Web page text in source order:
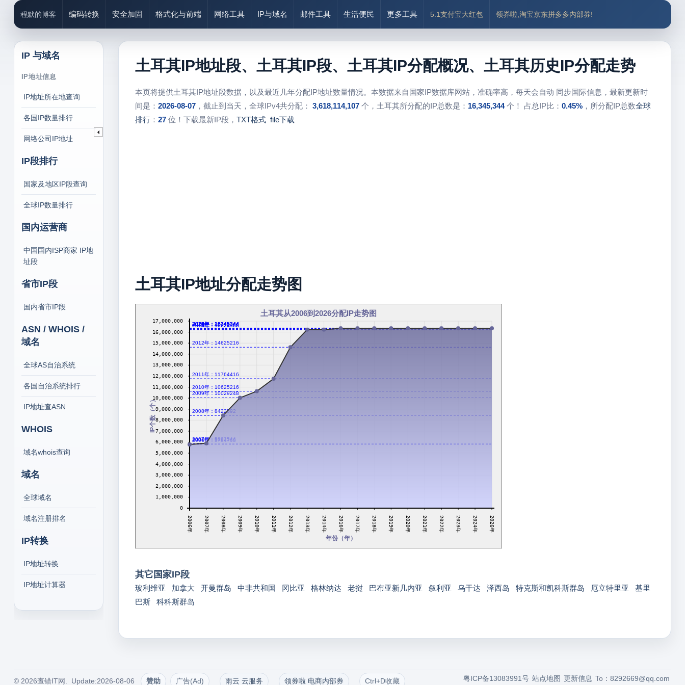
程默的博客 编码转换 安全加固 格式化与前端 网络工具 IP与域名 邮件工具 生活便民 更多工具 5.1支付宝大红包 领券啦,淘宝京东拼多多内部券!
IP 与域名
IP地址信息
IP地址所在地查询
各国IP数量排行
网络公司IP地址
IP段排行
国家及地区IP段查询
全球IP数量排行
国内运营商
中国国内ISP商家 IP地
址段
省市IP段
国内省市IP段
ASN / WHOIS /
域名
全球AS自治系统
各国自治系统排行
IP地址查ASN
WHOIS
域名whois查询
域名
全球域名
域名注册排名
IP转换
IP地址转换
IP地址计算器
土耳其IP地址段、土耳其IP段、土耳其IP分配概况、土耳其历史IP分配走势
本页将提供土耳其IP地址段数据，以及最近几年分配IP地址数量情况。本数据来自国家IP数据库网站，准确率高，每天会自动 同步国际信息，最新更新时
间是： 2026-08-07，截止到当天，全球IPv4共分配： 3,618,114,107个，土耳其所分配的IP总数是： 16,345,344个！ 占总IP比： 0.45%，所分配IP总数全球
排行： 27位！下载最新IP段， TXT格式 file下载
土耳其IP地址分配走势图
土耳其从2006到2026分配IP走势图
2006年：5784768
2007年：5892544
2008年：8422592
2009年：10029248
2010年：10625216
2011年：11764416
2012年：14625216
2013年：16224768
2014年：16226560
2016年：16345344
2017年：16345344
2018年：16345344
2019年：16345344
2020年：16345344
2021年：16345344
2022年：16345344
2023年：16345344
2024年：16345344
2026年：16345344
0
1,000,000
2,000,000
3,000,000
4,000,000
5,000,000
6,000,000
7,000,000
8,000,000
9,000,000
10,000,000
11,000,000
12,000,000
13,000,000
14,000,000
15,000,000
16,000,000
17,000,000
2006年 2007年 2008年 2009年 2010年 2011年 2012年 2013年 2014年 2016年 2017年 2018年 2019年 2020年 2021年 2022年 2023年 2024年 2026年
年份（年）
IP个数（个）
其它国家IP段
玻利维亚 加拿大 开曼群岛 中非共和国 冈比亚 格林纳达 老挝 巴布亚新几内亚 叙利亚 乌干达 泽西岛 特克斯和凯科斯群岛 厄立特里亚
基里
巴斯
科科斯群岛
© 2026查错IT网. Update:2026-08-06 赞助 广告(Ad) 雨云 云服务 领券啦 电商内部券 Ctrl+D收藏 To：8292669@qq.com
更新信息
站点地图
粤ICP备13083991号